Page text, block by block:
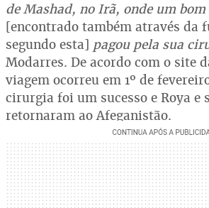
de Mashad, no Irã, onde um
[encontrado também através da
segundo esta] pagou pela sua
Modarres. De acordo com o site
viagem ocorreu em 1º de
cirurgia foi um sucesso e Roya e
retornaram ao Afeganistão.